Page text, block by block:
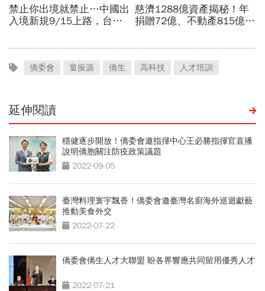
僑委會 童振源 僑生 高科技 人才培訓
延伸閱讀
穩健逐步開放！僑委會邀指揮中心王必勝指揮官直播
說明僑胞關注防疫政策議題
2022-09-05
臺灣料理寰宇飄香！僑委會邀臺灣名廚海外巡迴獻藝
推動美食外交
2022-07-22
僑委會僑生人才大聯盟 盼各界響應共同留用優秀人才
2022-07-21